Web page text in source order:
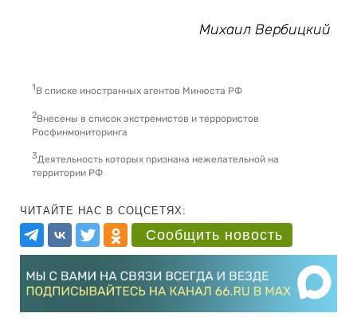
Михаил Вербицкий
1В списке иностранных агентов Минюста РФ
2Внесены в список экстремистов и террористов
Росфинмониторинга
3Деятельность которых признана нежелательной на
территории РФ
ЧИТАЙТЕ НАС В СОЦСЕТЯХ:
Сообщить новость